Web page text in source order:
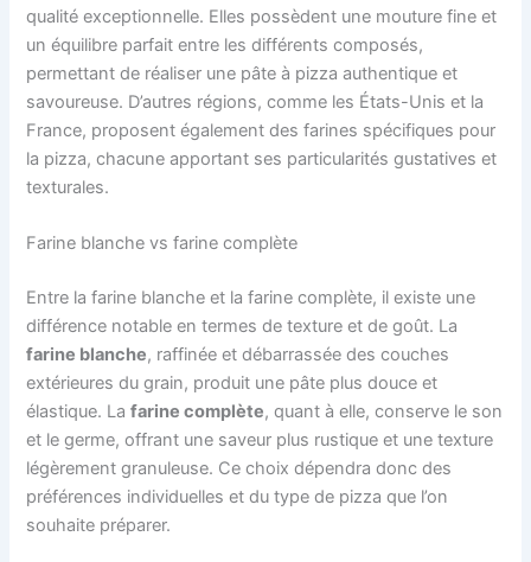
qualité exceptionnelle. Elles possèdent une mouture fine et
un équilibre parfait entre les différents composés,
permettant de réaliser une pâte à pizza authentique et
savoureuse. D’autres régions, comme les États-Unis et la
France, proposent également des farines spécifiques pour
la pizza, chacune apportant ses particularités gustatives et
texturales.
Farine blanche vs farine complète
Entre la farine blanche et la farine complète, il existe une
différence notable en termes de texture et de goût. La
farine blanche, raffinée et débarrassée des couches
extérieures du grain, produit une pâte plus douce et
élastique. Lafarine complète, quant à elle, conserve le son
et le germe, offrant une saveur plus rustique et une texture
légèrement granuleuse. Ce choix dépendra donc des
préférences individuelles et du type de pizza que l’on
souhaite préparer.